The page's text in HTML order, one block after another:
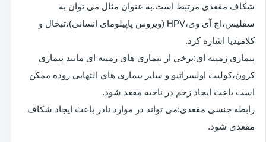
شکاف مقعدی مرتبط است.به عنوان مثال می توان به
سفلیس،اچ آی وی،HPV (ویروس پاپیلومای انسانی)،تبخال و
کلامیدیا اشاره کرد.
بیماری زمینه ای:برخی از بیماری های زمینه ای مانند بیماری
کرون،کولیت اولسراتیو و سایر بیماری های التهابی روده ممکن
است باعث ایجاد زخم در ناحیه مقعد شود.
رابطه جنسی مقعدی:می تواند در موارد نادر باعث ایجاد شکاف
مقعدی شود.